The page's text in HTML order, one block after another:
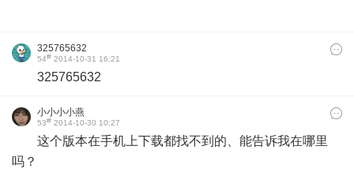
325765632
54# 2014-10-31 16:21
325765632
小小小小燕
53# 2014-10-30 10:27
这个版本在手机上下载都找不到的、能告诉我在哪里
吗？